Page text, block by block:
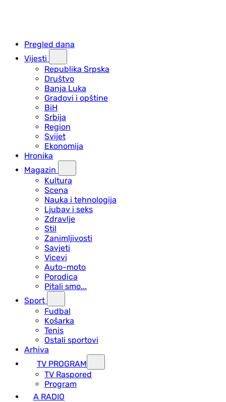
Pregled dana
Vijesti
Republika Srpska
Društvo
Banja Luka
Gradovi i opštine
BiH
Srbija
Region
Svijet
Ekonomija
Hronika
Magazin
Kultura
Scena
Nauka i tehnologija
Ljubav i seks
Zdravlje
Stil
Zanimljivosti
Savjeti
Vicevi
Auto-moto
Porodica
Pitali smo...
Sport
Fudbal
Košarka
Tenis
Ostali sportovi
Arhiva
TV PROGRAM
ТV Raspored
Program
A RADIO